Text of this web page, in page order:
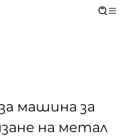
машина за
на метал